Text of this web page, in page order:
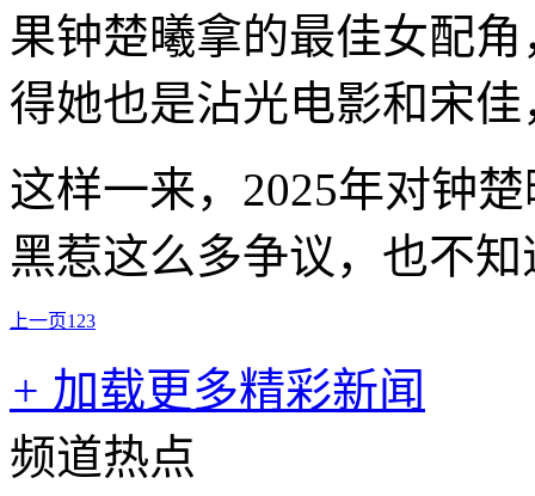
果钟楚曦拿的最佳女配
得她也是沾光电影和宋
这样一来，2025年对钟
黑惹这么多争议，也不
上一页1 23
+ 加载更多精彩新闻
频道热点